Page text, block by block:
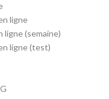
ligne
ligne (semaine)
ligne (test)